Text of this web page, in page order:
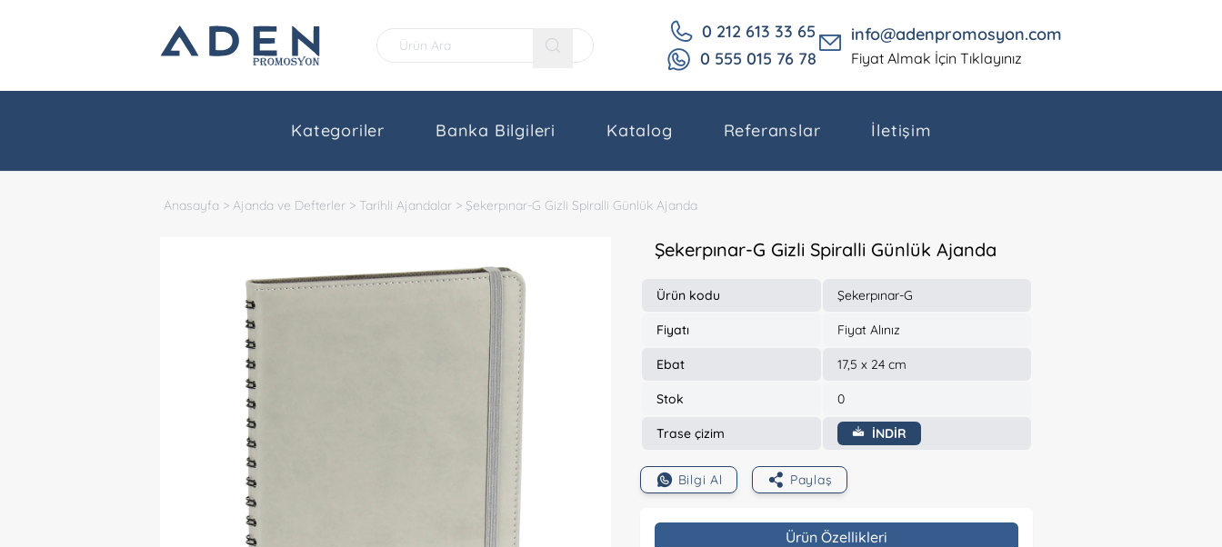
0 212 613 33 65
0 555 015 76 78
info@adenpromosyon.com
Fiyat Almak İçin Tıklayınız
Kategoriler
Lüks Hediyelik Setler Teknolojik Ürünler Ajanda ve Defterler Doğa Dostu Ürünler
Banka Bilgileri Katalog Referanslar İletişim
Anasayfa > Ajanda ve Defterler > Tarihli Ajandalar > Şekerpınar-G Gizli Spiralli Günlük Ajanda
Şekerpınar-G Gizli Spiralli Günlük Ajanda
Ürün kodu Şekerpınar-G
Fiyatı Fiyat Alınız
Ebat 17,5 x 24 cm
Stok 0
Trase çizim İNDİR
Bilgi Al Paylaş
Ürün Özellikleri